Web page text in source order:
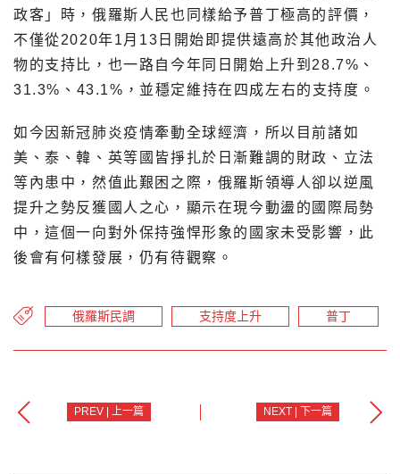
政客」時，俄羅斯人民也同樣給予普丁極高的評價，
不僅從2020年1月13日開始即提供遠高於其他政治人
物的支持比，也一路自今年同日開始上升到28.7%、
31.3%、43.1%，並穩定維持在四成左右的支持度。
如今因新冠肺炎疫情牽動全球經濟，所以目前諸如
美、泰、韓、英等國皆掙扎於日漸難調的財政、立法
等內患中，然值此艱困之際，俄羅斯領導人卻以逆風
提升之勢反獲國人之心，顯示在現今動盪的國際局勢
中，這個一向對外保持強悍形象的國家未受影響，此
後會有何樣發展，仍有待觀察。
俄羅斯民調 支持度上升 普丁
PREV | 上一篇 NEXT | 下一篇